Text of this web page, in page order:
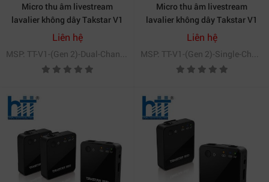
Micro thu âm livestream
lavalier không dây Takstar V1
(Gen 2) kênh kép
Liên hệ
MSP: TT-V1-(Gen 2)-Dual-Channel
Micro thu âm livestream
lavalier không dây Takstar V1
(Gen 2) kênh đơn
Liên hệ
MSP: TT-V1-(Gen 2)-Single-Channel